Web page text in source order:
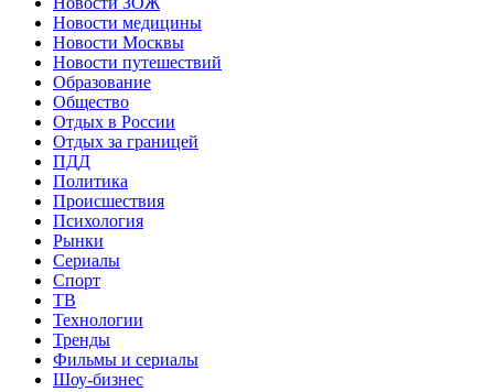
Новости медицины
Новости Москвы
Новости путешествий
Образование
Общество
Отдых в России
Отдых за границей
ПДД
Политика
Происшествия
Психология
Рынки
Сериалы
Спорт
ТВ
Технологии
Тренды
Фильмы и сериалы
Шоу-бизнес